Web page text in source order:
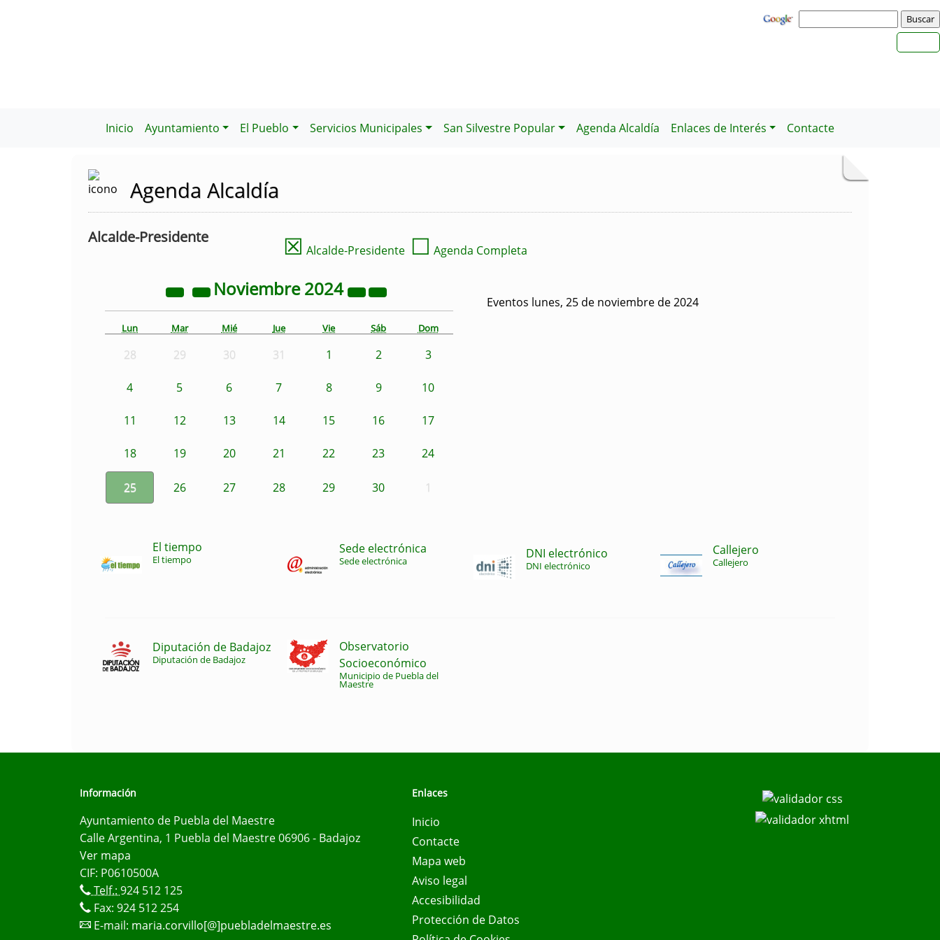
Inicio Ayuntamiento El Pueblo Servicios Municipales San Silvestre Popular Agenda Alcaldía Enlaces de Interés Contacte
Agenda Alcaldía
Alcalde-Presidente ☒ Alcalde-Presidente ☐ Agenda Completa
Noviembre2024
Lun Mar Mié Jue Vie Sáb Dom
28 29 30 31 1 2 3
4 5 6 7 8 9 10
11 12 13 14 15 16 17
18 19 20 21 22 23 24
25 26 27 28 29 30 1
Eventos lunes, 25 de noviembre de 2024
El tiempo
El tiempo
Sede electrónica
Sede electrónica DNI electrónico
DNI electrónico
Callejero
Callejero
Diputación de Badajoz
Diputación de Badajoz
Observatorio
Socioeconómico
Municipio de Puebla del
Maestre
Información
Ayuntamiento de Puebla del Maestre
Calle Argentina, 1 Puebla del Maestre 06906 - Badajoz
Ver mapa
CIF: P0610500A
Telf.:924 512 125
Fax: 924 512 254
E-mail: maria.corvillo[@]puebladelmaestre.es
Enlaces
Inicio
Contacte
Mapa web
Aviso legal
Accesibilidad
Protección de Datos